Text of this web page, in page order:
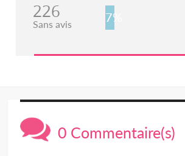
226
Sans avis 7%
0 Commentaire(s)